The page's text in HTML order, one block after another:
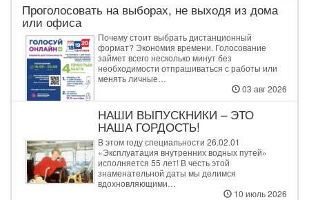
Проголосовать на выборах, не выходя из дома
или офиса
Почему стоит выбрать дистанционный
формат? Экономия времени. Голосование
займет всего несколько минут без
необходимости отпрашиваться с работы или
менять личные…
03 авг 2026
НАШИ ВЫПУСКНИКИ – ЭТО
НАША ГОРДОСТЬ!
В этом году специальности 26.02.01
«Эксплуатация внутренних водных путей»
исполняется 55 лет! В честь этой
знаменательной даты мы делимся
вдохновляющими…
10 июль 2026